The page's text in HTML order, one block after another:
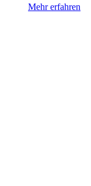
Mehr erfahren